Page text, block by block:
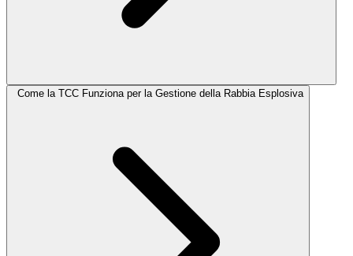
Come la TCC Funziona per la Gestione della Rabbia Esplosiva